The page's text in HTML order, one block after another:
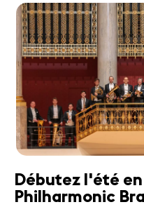
Débutez l'été
Philharmonic